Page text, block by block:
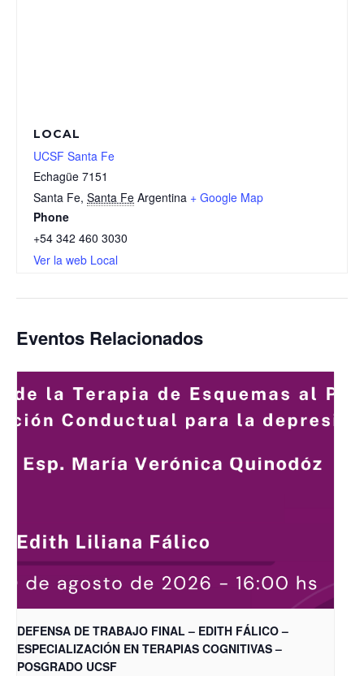
LOCAL
UCSF Santa Fe
Echagüe 7151
Santa Fe, Santa Fe Argentina + Google Map
Phone
+54 342 460 3030
Ver la web Local
Eventos Relacionados
DEFENSA DE TRABAJO FINAL – EDITH FÁLICO –
ESPECIALIZACIÓN EN TERAPIAS COGNITIVAS –
POSGRADO UCSF